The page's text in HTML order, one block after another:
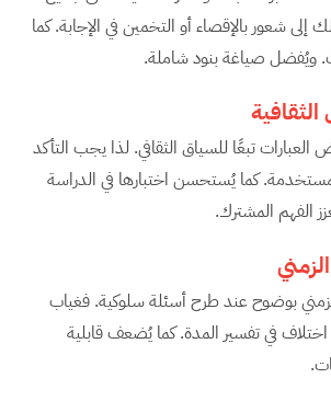
إلى شعور بالإقصاء أو التخمين في الإجابة. كما
ويُفضل صياغة بنود شاملة.
تبعًا للسياق الثقافي. لذا يجب التأكد
كما يُستحسن اختبارها في الدراسة
الفهم المشترك.
بوضوح عند طرح أسئلة سلوكية. فغياب
في تفسير المدة. كما يُضعف قابلية